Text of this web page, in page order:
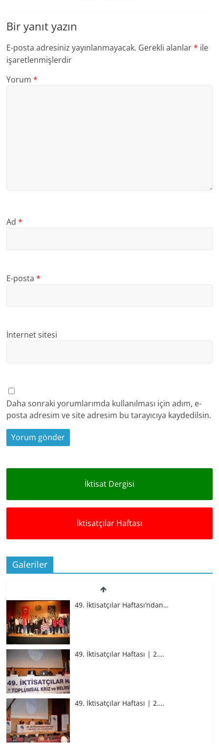
Bir yanıt yazın
E-posta adresiniz yayınlanmayacak. Gerekli alanlar* ile
işaretlenmişlerdir
Yorum*
Ad*
E-posta*
İnternet sitesi
Daha sonraki yorumlarımda kullanılması için adım, e-
posta adresim ve site adresim bu tarayıcıya kaydedilsin.
İktisat Dergisi
İktisatçılar Haftası
Galeriler
49. İktisatçılar Haftası’ndan…
49. İktisatçılar Haftası | 2.…
49. İktisatçılar Haftası | 2.…